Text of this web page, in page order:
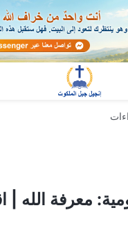
معرفة الله |